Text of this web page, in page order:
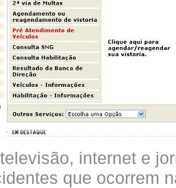
internet e
que ocorrem